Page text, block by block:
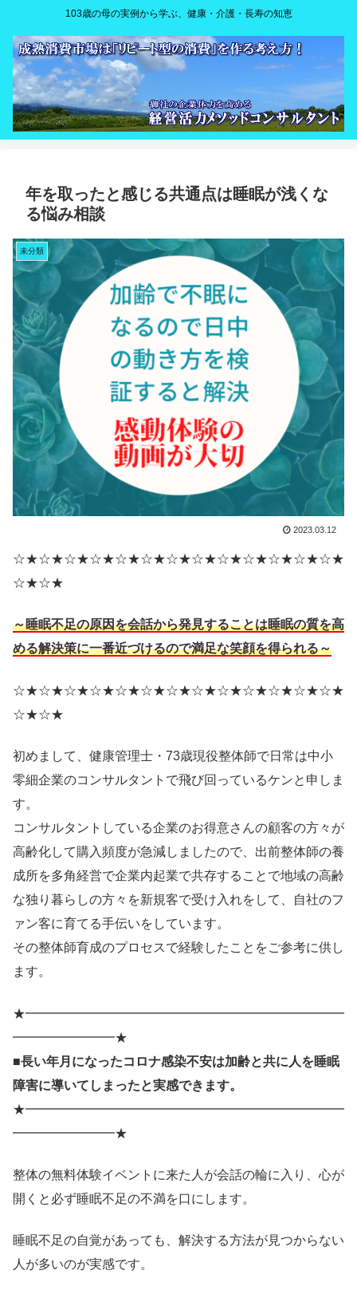
103歳の母の実例から学ぶ、健康・介護・長寿の知恵
年を取ったと感じる共通点は睡眠が浅くな
る悩み相談
未分類
2023.03.12
☆★☆★☆★☆★☆★☆★☆★☆★☆★☆★☆★☆★☆★
☆★☆★
～睡眠不足の原因を会話から発見することは睡眠の質を高
める解決策に一番近づけるので満足な笑顔を得られる～
☆★☆★☆★☆★☆★☆★☆★☆★☆★☆★☆★☆★☆★
☆★☆★
初めまして、健康管理士・73歳現役整体師で日常は中小
零細企業のコンサルタントで飛び回っているケンと申しま
す。
コンサルタントしている企業のお得意さんの顧客の方々が
高齢化して購入頻度が急減しましたので、出前整体師の養
成所を多角経営で企業内起業で共存することで地域の高齢
な独り暮らしの方々を新規客で受け入れをして、自社のフ
ァン客に育てる手伝いをしています。
その整体師育成のプロセスで経験したことをご参考に供し
ます。
★━━━━━━━━━━━━━━━━━━━━━━━━━
━━━━━━━━★
■長い年月になったコロナ感染不安は加齢と共に人を睡眠
障害に導いてしまったと実感できます。
★━━━━━━━━━━━━━━━━━━━━━━━━━
━━━━━━━━★
整体の無料体験イベントに来た人が会話の輪に入り、心が
開くと必ず睡眠不足の不満を口にします。
睡眠不足の自覚があっても、解決する方法が見つからない
人が多いのが実感です。